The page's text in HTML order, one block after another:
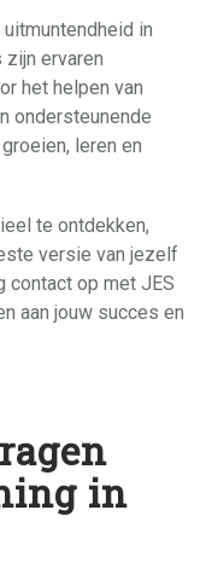
in
ervaren
het helpen van
ondersteunende
leren en
te ontdekken,
versie van jezelf
contact op met JES
aan jouw succes en
in